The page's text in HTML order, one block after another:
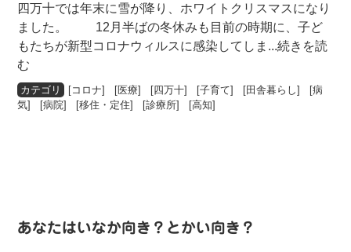
四万十では年末に雪が降り、ホワイトクリスマスになり
ました。 12月半ばの冬休みも目前の時期に、子ど
もたちが新型コロナウィルスに感染してしま ...続きを読
む
[コロナ] [医療] [四万十] [子育て] [田舎暮らし] [病
気] [病院] [移住・定住] [診療所] [高知]
あなたはいなか向き？とかい向き？